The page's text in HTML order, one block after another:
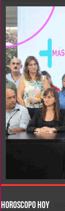
HOROSCOPO HOY